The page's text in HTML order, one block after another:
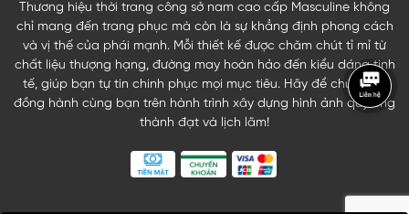
Thương hiệu thời trang công sở nam cao cấp Masculine không
chỉ mang đến trang phục mà còn là sự khẳng định phong cách
và vị thế của phái mạnh. Mỗi thiết kế được chăm chút tỉ mỉ từ
chất liệu thượng hạng, đường may hoàn hảo đến kiểu dáng tinh
tế, giúp bạn tự tin chinh phục mọi mục tiêu. Hãy để chúng tôi
đồng hành cùng bạn trên hành trình xây dựng hình ảnh quý ông
thành đạt và lịch lãm!